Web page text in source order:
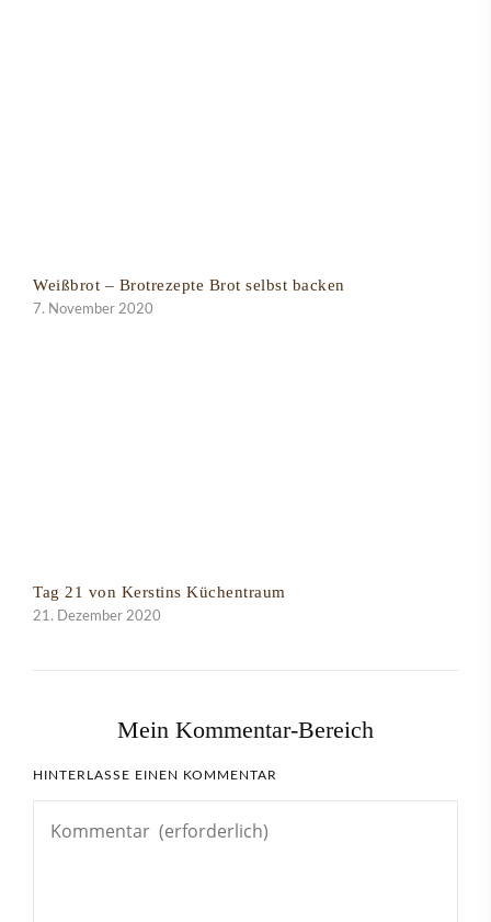
Weißbrot – Brotrezepte Brot selbst backen
7. November 2020
Tag 21 von Kerstins Küchentraum
21. Dezember 2020
Mein Kommentar-Bereich
HINTERLASSE EINEN KOMMENTAR